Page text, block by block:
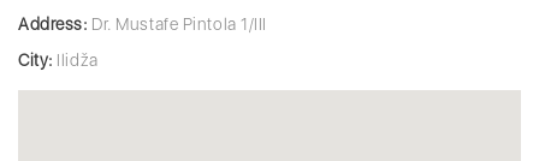
Address: Dr. Mustafe Pintola 1/III
City: Ilidža